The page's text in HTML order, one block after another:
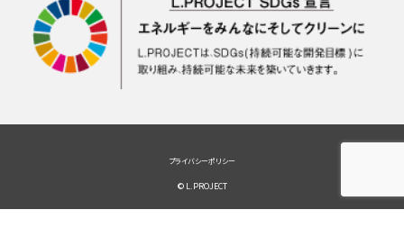
プライバシーポリシー
© L.PROJECT